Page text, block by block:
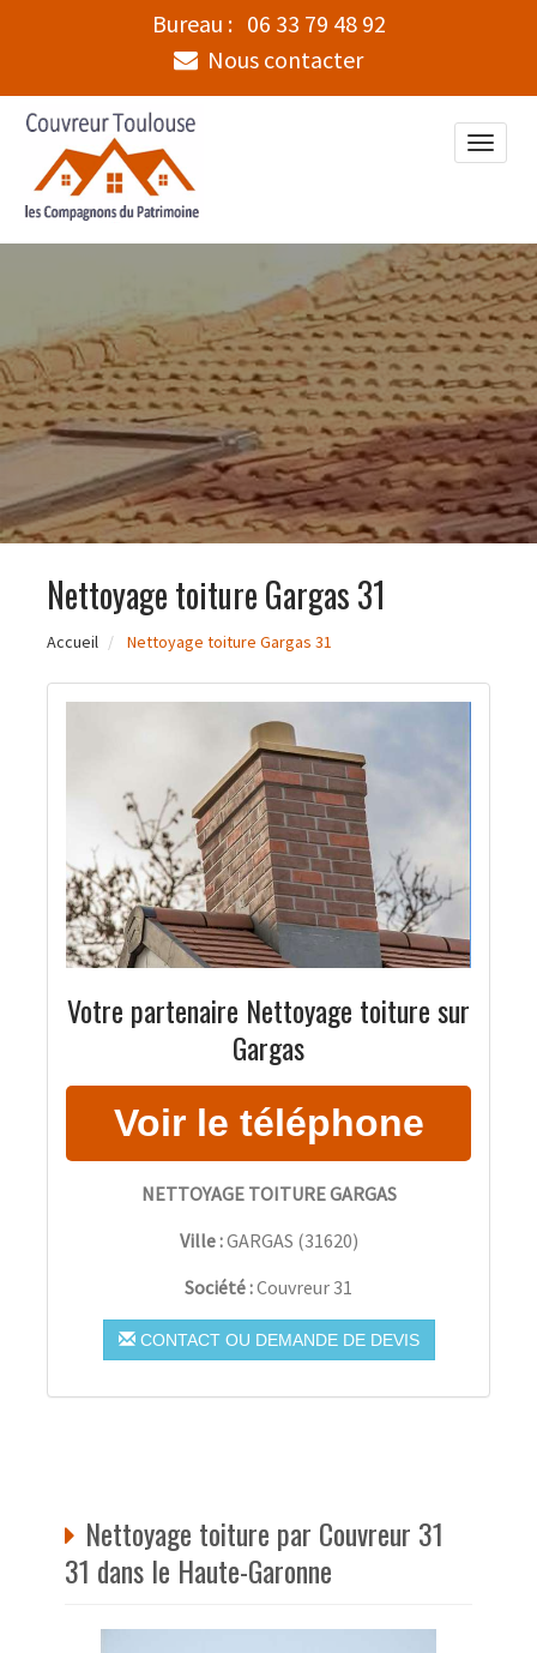
Bureau : 06 33 79 48 92
Nous contacter
Toggle
Nettoyage toiture Gargas 31
Accueil Nettoyage toiture Gargas 31
Votre partenaire Nettoyage toiture sur
Gargas
NETTOYAGE TOITURE GARGAS
Ville :GARGAS (31620)
Société :Couvreur 31
CONTACT OU DEMANDE DE DEVIS
Nettoyage toiture par Couvreur 31
31 dans le Haute-Garonne